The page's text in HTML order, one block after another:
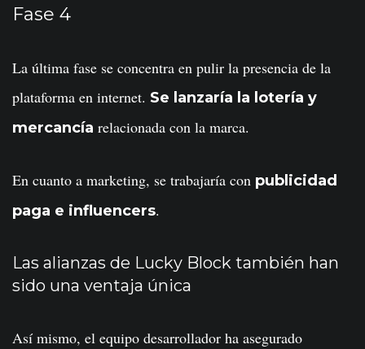
Fase 4
La última fase se concentra en pulir la presencia de la
plataforma en internet. Se lanzaría la lotería y
mercancía relacionada con la marca.
En cuanto a marketing, se trabajaría con publicidad
paga e influencers.
Las alianzas de Lucky Block también han
sido una ventaja única
Así mismo, el equipo desarrollador ha asegurado